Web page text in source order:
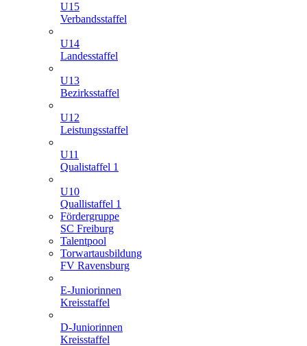
U15
Verbandsstaffel
U14
Landesstaffel
U13
Bezirksstaffel
U12
Leistungsstaffel
U11
Qualistaffel 1
U10
Quallistaffel 1
Fördergruppe
SC Freiburg
Talentpool
Torwartausbildung
FV Ravensburg
E-Juniorinnen
Kreisstaffel
D-Juniorinnen
Kreisstaffel